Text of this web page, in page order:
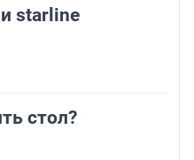
starline
стол?